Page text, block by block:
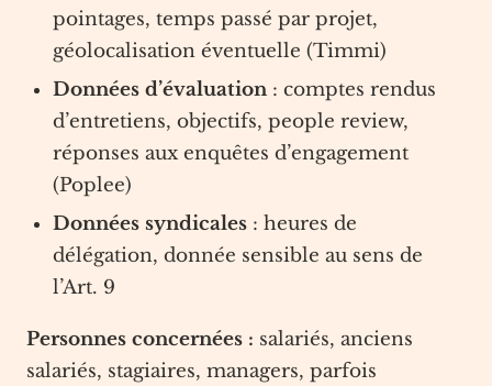
pointages, temps passé par projet,
géolocalisation éventuelle (Timmi)
Données d’évaluation : comptes rendus
d’entretiens, objectifs, people review,
réponses aux enquêtes d’engagement
(Poplee)
Données syndicales : heures de
délégation, donnée sensible au sens de
l’Art. 9
Personnes concernées : salariés, anciens
salariés, stagiaires, managers, parfois